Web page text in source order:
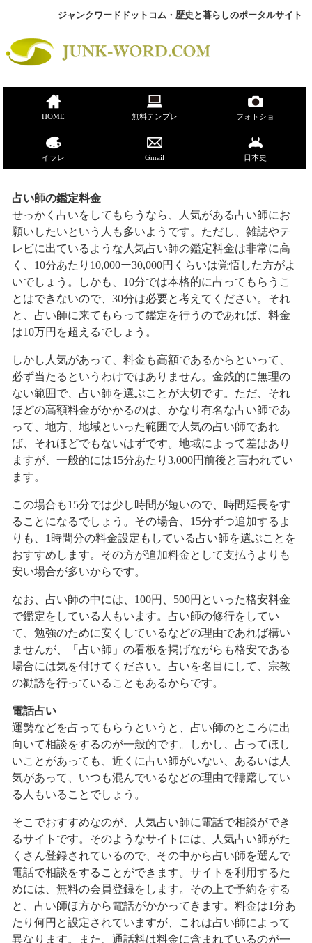
ジャンクワードドットコム・歴史と暮らしのポータルサイト
HOME 無料テンプレ フォトショ
イラレ Gmail 日本史
占い師の鑑定料金
せっかく占いをしてもらうなら、人気がある占い師にお
願いしたいという人も多いようです。ただし、雑誌やテ
レビに出ているような人気占い師の鑑定料金は非常に高
く、10分あたり10,000ー30,000円くらいは覚悟した方がよ
いでしょう。しかも、10分では本格的に占ってもらうこ
とはできないので、30分は必要と考えてください。それ
と、占い師に来てもらって鑑定を行うのであれば、料金
は10万円を超えるでしょう。
しかし人気があって、料金も高額であるからといって、
必ず当たるというわけではありません。金銭的に無理の
ない範囲で、占い師を選ぶことが大切です。ただ、それ
ほどの高額料金がかかるのは、かなり有名な占い師であ
って、地方、地域といった範囲で人気の占い師であれ
ば、それほどでもないはずです。地域によって差はあり
ますが、一般的には15分あたり3,000円前後と言われてい
ます。
この場合も15分では少し時間が短いので、時間延長をす
ることになるでしょう。その場合、15分ずつ追加するよ
りも、1時間分の料金設定もしている占い師を選ぶことを
おすすめします。その方が追加料金として支払うよりも
安い場合が多いからです。
なお、占い師の中には、100円、500円といった格安料金
で鑑定をしている人もいます。占い師の修行をしてい
て、勉強のために安くしているなどの理由であれば構い
ませんが、「占い師」の看板を掲げながらも格安である
場合には気を付けてください。占いを名目にして、宗教
の勧誘を行っていることもあるからです。
電話占い
運勢などを占ってもらうというと、占い師のところに出
向いて相談をするのが一般的です。しかし、占ってほし
いことがあっても、近くに占い師がいない、あるいは人
気があって、いつも混んでいるなどの理由で躊躇してい
る人もいることでしょう。
そこでおすすめなのが、人気占い師に電話で相談ができ
るサイトです。そのようなサイトには、人気占い師がた
くさん登録されているので、その中から占い師を選んで
電話で相談をすることができます。サイトを利用するた
めには、無料の会員登録をします。その上で予約をする
と、占い師ほ方から電話がかかってきます。料金は1分あ
たり何円と設定されていますが、これは占い師によって
異なります。また、通話料は料金に含まれているのが一